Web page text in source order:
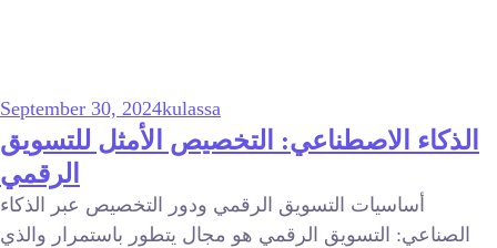
September 30, 2024kulassa
الذكاء الاصطناعي: التخصيص الأمثل للتسويق
الرقمي
أساسيات التسويق الرقمي ودور التخصيص عبر الذكاء
الصناعي: التسويق الرقمي هو مجال يتطور باستمرار والذي